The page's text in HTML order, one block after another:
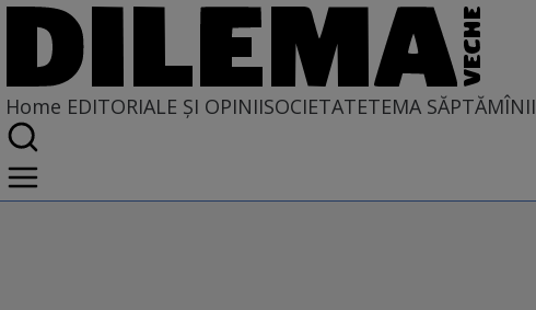
Home EDITORIALE ȘI OPINIISOCIETATETEMA SĂPTĂMÎNII